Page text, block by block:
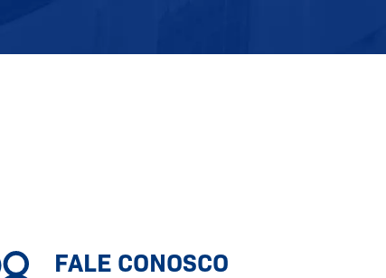
FALE CONOSCO